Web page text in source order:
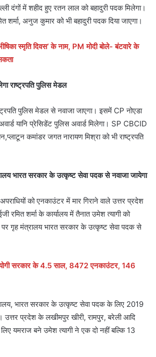
दंगों में शहीद हुए रतन लाल को बहादुरी पदक मिलेगा।
शर्मा, अनुज कुमार को भी बहादुरी पदक दिया जाएगा।
स्मृति दिवस’ के नाम, PM मोदी बोले- बंटवारे के
राष्ट्रपति पुलिस मेडल
पुलिस मेडल से नवाजा जाएगा। इसमें CP नोएडा
यानि प्रेसिडेंट पुलिस अवार्ड मिलेगा। SP CBCID
कमांडर जगत नारायण मिश्रा को भी राष्ट्रपति
भारत सरकार के उत्कृष्ट सेवा पदक से नवाजा जायेगा
को एनकाउंटर में मार गिराने वाले उत्तर प्रदेश
रमित शर्मा के कार्यालय में तैनात उमेश त्यागी को
पर गृह मंत्रालय भारत सरकार के उत्कृष्ट सेवा पदक से
योगी सरकार के 4.5 साल, 8472 एनकाउंटर, 146
भारत सरकार के उत्कृष्ट सेवा पदक के लिए 2019
उत्तर प्रदेश के लखीमपुर खीरी, रामपुर, बरेली आदि
यमराज बने उमेश त्यागी ने एक दो नहीं बल्कि 13